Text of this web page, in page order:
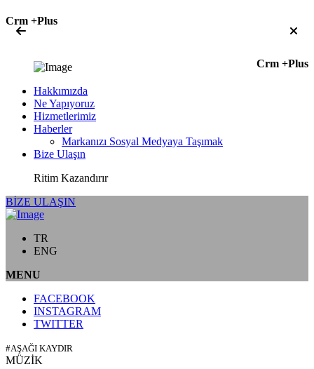
Crm +Plus
Crm +Plus
Hakkımızda
Ne Yapıyoruz
Hizmetlerimiz
Haberler
Markanızı Sosyal Medyaya Taşımak
Bize Ulaşın
Ritim Kazandırır
BİZE ULAŞIN
TR
ENG
MENU
FACEBOOK
INSTAGRAM
TWITTER
#AŞAĞI KAYDIR
MÜZİK